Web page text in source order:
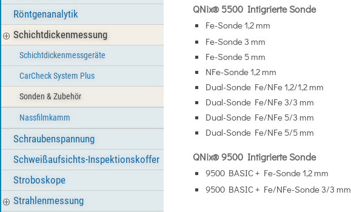
Röntgenanalytik
Schichtdickenmessung
Schichtdickenmessgeräte
CarCheck System Plus
Sonden & Zubehör
Nassfilmkamm
Schraubenspannung
Schweißaufsichts-Inspektionskoffer
Stroboskope
Strahlenmessung
QNix® 5500 Intigrierte Sonde
Fe-Sonde 1,2 mm
Fe-Sonde 3 mm
Fe-Sonde 5 mm
NFe-Sonde 1,2 mm
Dual-Sonde Fe/NFe 1,2/1,2 mm
Dual-Sonde Fe/NFe 3/3 mm
Dual-Sonde Fe/NFe 5/3 mm
Dual-Sonde Fe/NFe 5/5 mm
QNix® 9500 Intigrierte Sonde
9500 BASIC + Fe-Sonde 1,2 mm
9500 BASIC + Fe/NFe-Sonde 3/3 mm